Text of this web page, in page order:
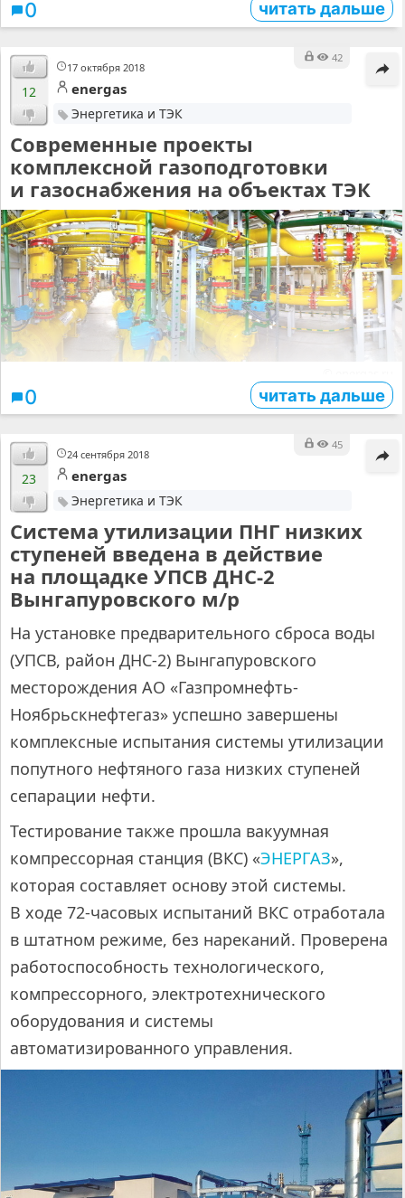
0 читать дальше
17 октября 2018
42
12 energas
Энергетика и ТЭК
Современные проекты
комплексной газоподготовки
и газоснабжения на объектах ТЭК
0 читать дальше
24 сентября 2018
45
23 energas
Энергетика и ТЭК
Система утилизации ПНГ низких
ступеней введена в действие
на площадке УПСВ ДНС-2
Вынгапуровского м/р
На установке предварительного сброса воды
(УПСВ, район ДНС-2) Вынгапуровского
месторождения АО «Газпромнефть-
Ноябрьскнефтегаз» успешно завершены
комплексные испытания системы утилизации
попутного нефтяного газа низких ступеней
сепарации нефти.
Тестирование также прошла вакуумная
компрессорная станция (ВКС) «ЭНЕРГАЗ»,
которая составляет основу этой системы.
В ходе 72-часовых испытаний ВКС отработала
в штатном режиме, без нареканий. Проверена
работоспособность технологического,
компрессорного, электротехнического
оборудования и системы
автоматизированного управления.